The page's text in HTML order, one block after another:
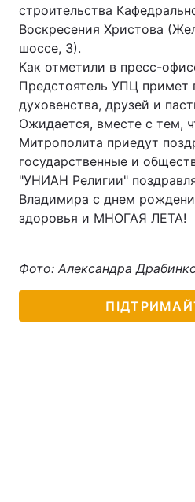
строительства
Воскресения Христова
шоссе, 3).
Как отметили в пресс-
Предстоятель УПЦ примет
духовенства, друзей и
Ожидается, вместе с тем,
Митрополита приедут
государственные и
"УНИАН Религии"
Владимира с днем
здоровья и МНОГАЯ ЛЕТА!
Фото: Александра